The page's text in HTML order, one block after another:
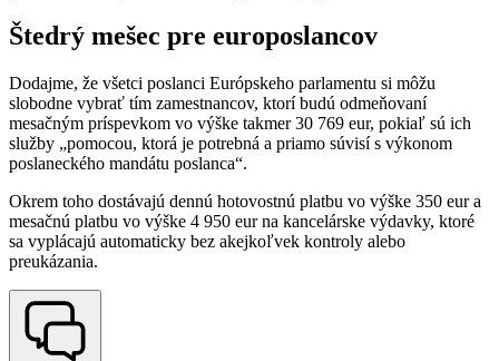
Štedrý mešec pre europoslancov
Dodajme, že všetci poslanci Európskeho parlamentu si môžu
slobodne vybrať tím zamestnancov, ktorí budú odmeňovaní
mesačným príspevkom vo výške takmer 30 769 eur, pokiaľ sú ich
služby „pomocou, ktorá je potrebná a priamo súvisí s výkonom
poslaneckého mandátu poslanca“.
Okrem toho dostávajú dennú hotovostnú platbu vo výške 350 eur a
mesačnú platbu vo výške 4 950 eur na kancelárske výdavky, ktoré
sa vyplácajú automaticky bez akejkoľvek kontroly alebo
preukázania.